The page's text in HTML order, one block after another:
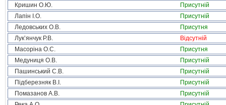
Кришин О.Ю.
Присутній
Лапін І.О.
Присутній
Ледовських О.В.
Присутня
Лук’янчук Р.В.
Відсутній
Масоріна О.С.
Присутня
Медуниця О.В.
Присутній
Пашинський С.В.
Присутній
Підберезняк В.І.
Присутній
Помазанов А.В.
Присутній